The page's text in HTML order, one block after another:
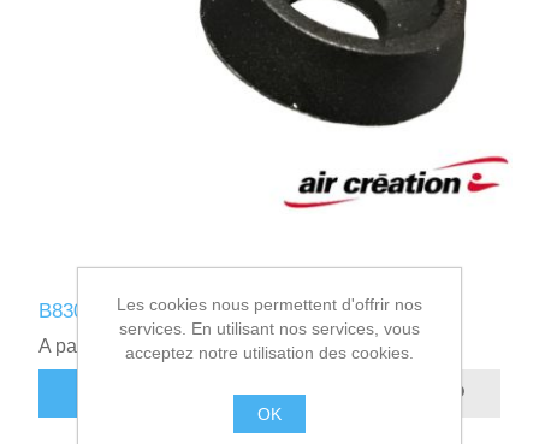
B830610 - RONDELLE CUVETTE NYLON M6
A partir de 0,36€ HT
AJOUTER AU PANIER
Les cookies nous permettent d'offrir nos
services. En utilisant nos services, vous
acceptez notre utilisation des cookies.
OK